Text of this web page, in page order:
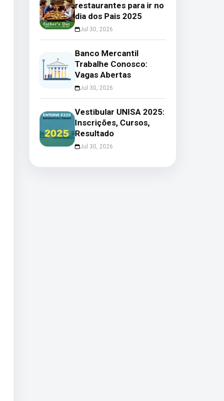
restaurantes para ir no
dia dos Pais 2025
Jul 30, 2026
Banco Mercantil
Trabalhe Conosco:
Vagas Abertas
Jul 30, 2026
Vestibular UNISA 2025:
Inscrições, Cursos,
Resultado
Jul 30, 2026